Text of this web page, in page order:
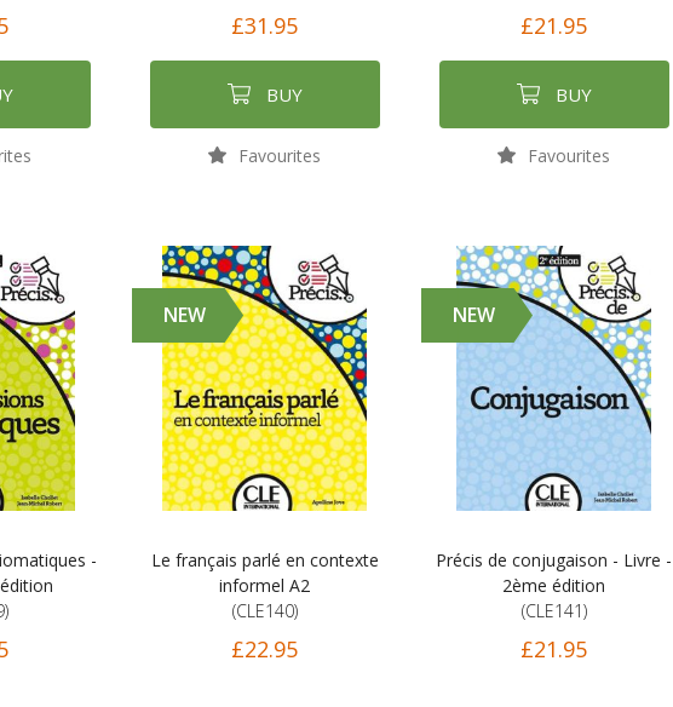
£31.95
BUY
Favourites
£21.95
BUY
Favourites
-
NEW
Le français parlé en contexte
informel A2
(CLE140)
£22.95
NEW
Précis de conjugaison - Livre -
2ème édition
(CLE141)
£21.95